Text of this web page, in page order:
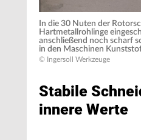
In die 30 Nuten der
Hartmetallrohlinge
anschließend noch scharf
in den Maschinen
© Ingersoll Werkzeuge
Stabile
innere Werte